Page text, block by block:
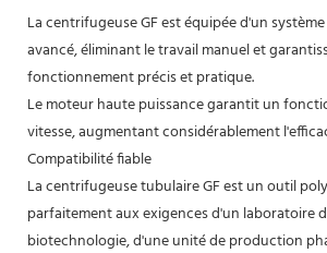
La centrifugeuse GF est équipée d'un
avancé, éliminant le travail manuel et
fonctionnement précis et pratique.
Le moteur haute puissance garantit un
vitesse, augmentant considérablement
Compatibilité fiable
La centrifugeuse tubulaire GF est un outil
parfaitement aux exigences d'un laboratoire
biotechnologie, d'une unité de production